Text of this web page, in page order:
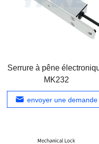
Serrure à pêne
MK232
envoyer une demande